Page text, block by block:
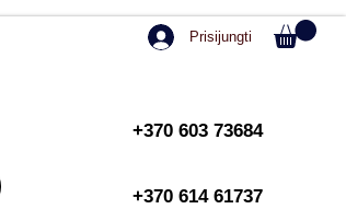
Prisijungti
+370 603 73684
+370 614 61737